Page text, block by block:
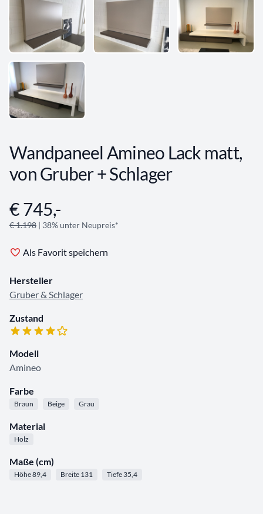
Wandpaneel Amineo Lack matt,
von Gruber + Schlager
Angebotsinformationen
€ 745,-
€ 1.198 | 38% unter Neupreis*
Als Favorit speichern
Hersteller
Gruber & Schlager
Zustand
Modell
Amineo
Farbe
Braun Beige Grau
Material
Holz
Maße (cm)
Höhe 89,4 Breite 131 Tiefe 35,4